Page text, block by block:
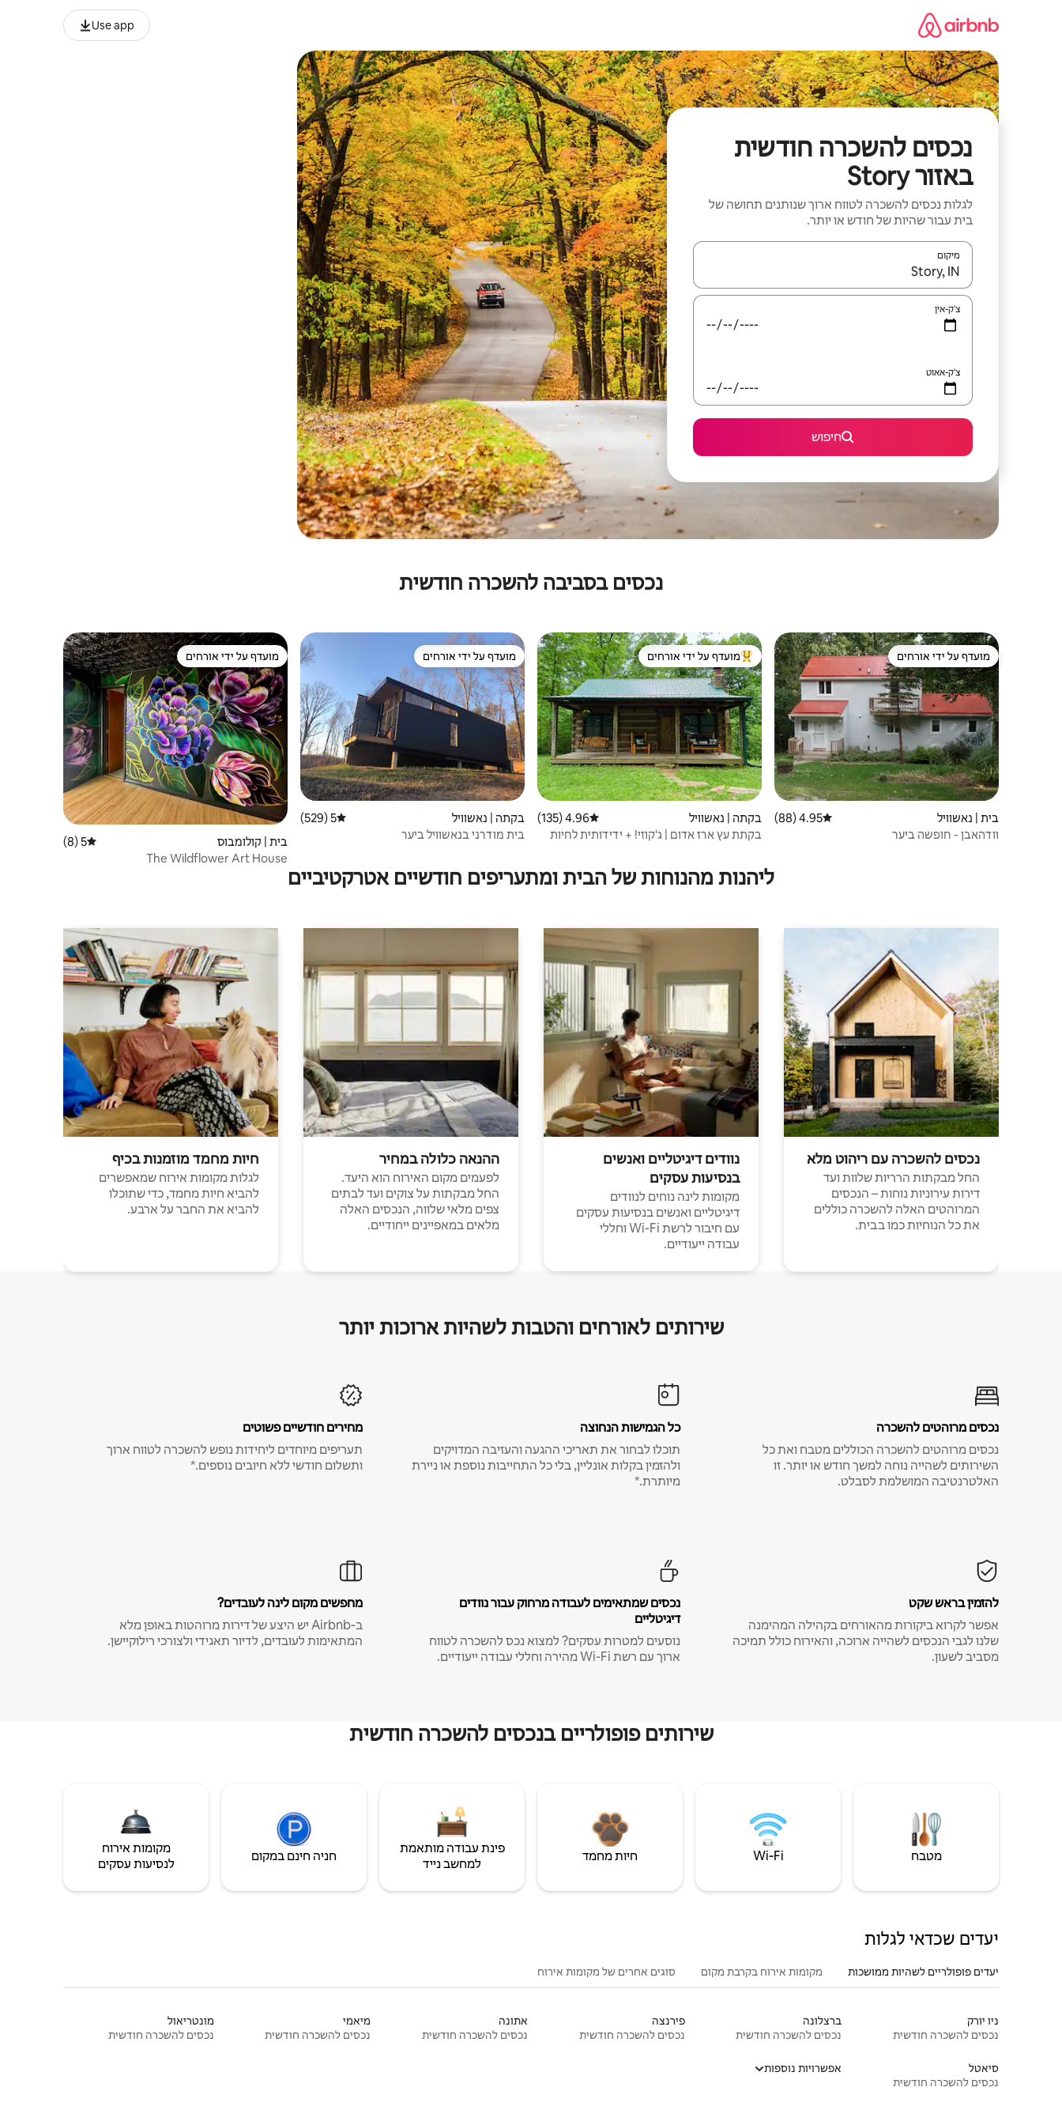
Use app
נכסים להשכרה חודשית
באזור Story
לגלות נכסים להשכרה לטווח ארוך שנותנים תחושה של
בית עבור שהיות של חודש או יותר.
מיקום
כאשר התוצאות יהיו זמינות, יש לנווט עם מקשי החיצים למעלה ולמטה או לעיין בעזרת תנועות מגע או החלקה.
צ'ק-אין
צ'ק-אאוט
חיפוש
נכסים בסביבה להשכרה חודשית
מועדף על ידי אורחים
מועדף על ידי אורחים
בית | נאשוויל דירוג ממוצע של 4.95 מתוך 5, 88 ביקורות
4.95 (88)
וודהאבן - חופשה ביער
מוביל בקרב נכסים מועדפים על ידי אורחים
מועדף על ידי אורחים
בקתה | נאשוויל דירוג ממוצע של 4.96 מתוך 5, 135 ביקורות
4.96 (135)
בקתת עץ ארז אדום | ג'קוזי! + ידידותית לחיות
מועדף על ידי אורחים
מועדף על ידי אורחים
בקתה | נאשוויל דירוג ממוצע של 5 מתוך 5, 529 ביקורות
5 (529)
בית מודרני בנאשוויל ביער
מועדף על ידי אורחים
מועדף על ידי אורחים
בית | קולומבוס דירוג ממוצע של 5 מתוך 5, 8 ביקורות
5 (8)
The Wildflower Art House
ליהנות מהנוחות של הבית ומתעריפים חודשיים אטרקטיביים
נכסים להשכרה עם ריהוט מלא
החל מבקתות הרריות שלוות ועד
דירות עירוניות נוחות – הנכסים
המרוהטים האלה להשכרה כוללים
את כל הנוחיות כמו בבית.
נוודים דיגיטליים ואנשים
בנסיעות עסקים
מקומות לינה נוחים לנוודים
דיגיטליים ואנשים בנסיעות עסקים
עם חיבור לרשת Wi-Fi וחללי
עבודה ייעודיים.
ההנאה כלולה במחיר
לפעמים מקום האירוח הוא היעד.
החל מבקתות על צוקים ועד לבתים
צפים מלאי שלווה, הנכסים האלה
מלאים במאפיינים ייחודיים.
חיות מחמד מוזמנות בכיף
לגלות מקומות אירוח שמאפשרים
להביא חיות מחמד, כדי שתוכלו
להביא את החבר על ארבע.
שירותים לאורחים והטבות לשהיות ארוכות יותר
נכסים מרוהטים להשכרה
נכסים מרוהטים להשכרה הכוללים מטבח ואת כל
השירותים לשהייה נוחה למשך חודש או יותר. זו
האלטרנטיבה המושלמת לסבלט.
כל הגמישות הנחוצה
תוכלו לבחור את תאריכי ההגעה והעזיבה המדויקים
ולהזמין בקלות אונליין, בלי כל התחייבות נוספת או ניירת
מיותרת.*
מחירים חודשיים פשוטים
תעריפים מיוחדים ליחידות נופש להשכרה לטווח ארוך
ותשלום חודשי ללא חיובים נוספים.*
להזמין בראש שקט
אפשר לקרוא ביקורות מהאורחים בקהילה המהימנה
שלנו לגבי הנכסים לשהייה ארוכה, והאירוח כולל תמיכה
מסביב לשעון.
נכסים שמתאימים לעבודה מרחוק עבור נוודים
דיגיטליים
נוסעים למטרות עסקים? למצוא נכס להשכרה לטווח
ארוך עם רשת Wi-Fi מהירה וחללי עבודה ייעודיים.
מחפשים מקום לינה לעובדים?
ב-Airbnb יש היצע של דירות מרוהטות באופן מלא
המתאימות לעובדים, לדיור תאגידי ולצורכי רילוקיישן.
שירותים פופולריים בנכסים להשכרה חודשית
מטבח Wi‑Fi חיות מחמד
פינת עבודה מותאמת
למחשב נייד
חניה חינם במקום
מקומות אירוח
לנסיעות עסקים
יעדים שכדאי לגלות
יעדים פופולריים לשהיות ממושכות מקומות אירוח בקרבת מקום סוגים אחרים של מקומות אירוח
ניו יורק
נכסים להשכרה חודשית
ברצלונה
נכסים להשכרה חודשית
פירנצה
נכסים להשכרה חודשית
אתונה
נכסים להשכרה חודשית
מיאמי
נכסים להשכרה חודשית
מונטריאול
נכסים להשכרה חודשית
סיאטל
נכסים להשכרה חודשית
אפשרויות נוספות